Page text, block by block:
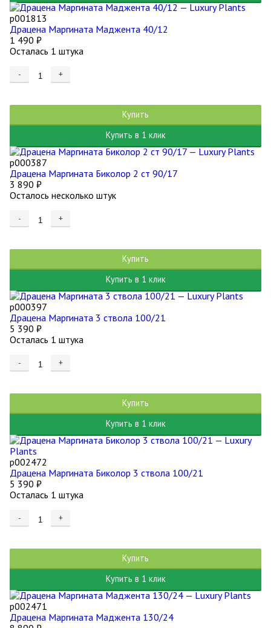
р001813
Драцена Маргината Маджента 40/12
1 490 ₽
Осталась 1 штука
- +
Купить
Купить в 1 клик
р000387
Драцена Маргината Биколор 2 ст 90/17
3 890 ₽
Осталось несколько штук
- +
Купить
Купить в 1 клик
р000397
Драцена Маргината 3 ствола 100/21
5 390 ₽
Осталась 1 штука
- +
Купить
Купить в 1 клик
р002472
Драцена Маргината Биколор 3 ствола 100/21
5 390 ₽
Осталась 1 штука
- +
Купить
Купить в 1 клик
р002471
Драцена Маргината Маджента 130/24